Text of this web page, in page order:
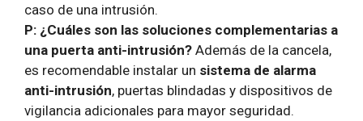
caso de una intrusión.
P: ¿Cuáles son las soluciones complementarias a
una puerta anti-intrusión? Además de la cancela,
es recomendable instalar un sistema de alarma
anti-intrusión, puertas blindadas y dispositivos de
vigilancia adicionales para mayor seguridad.